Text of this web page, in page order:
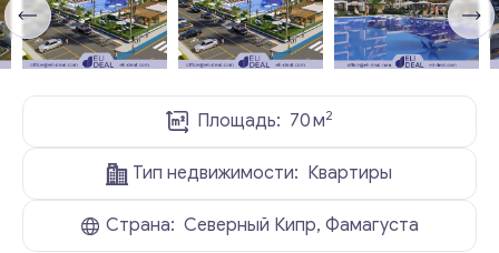
Площадь: 70м2
Тип недвижимости: Квартиры
Страна: Северный Кипр, Фамагуста